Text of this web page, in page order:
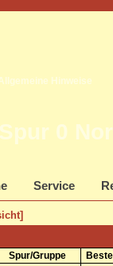
Hinweise
Spur 0
Service
Spur/Gruppe